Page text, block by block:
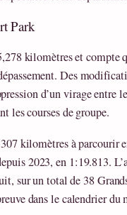
Park
kilomètres et compte
Des
d’un virage entre
les courses de groupe.
kilomètres à parcourir
2023, en 1:19.813.
sur un total de 38
dans le calendrier du